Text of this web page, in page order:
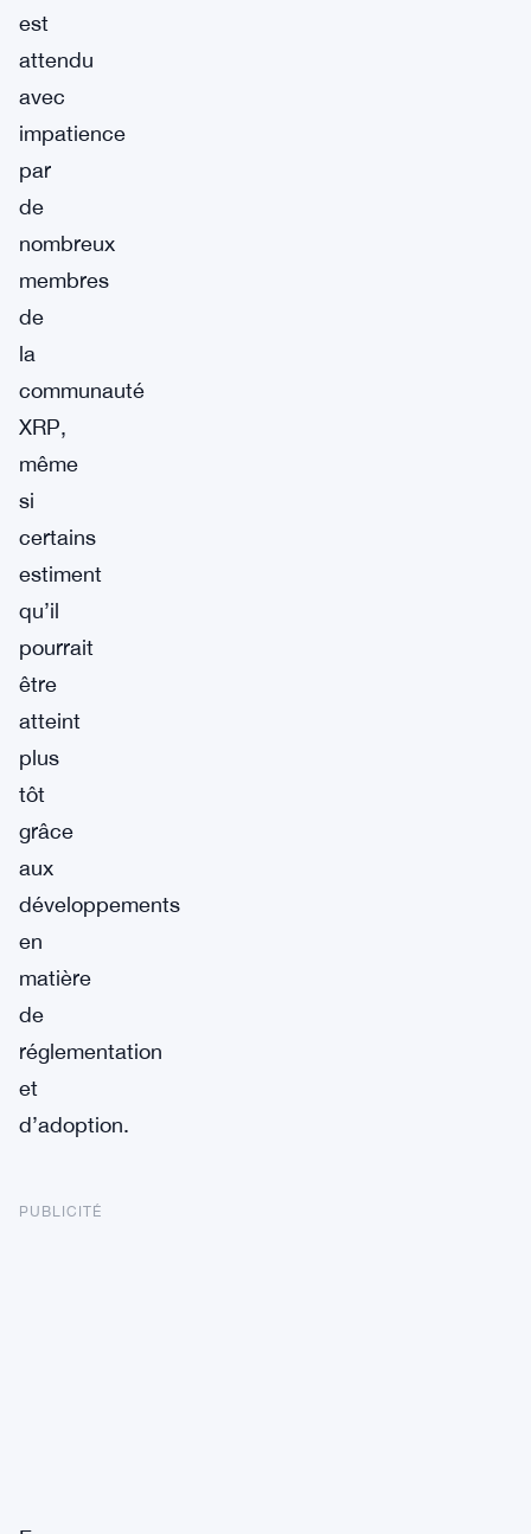
est
attendu
avec
impatience
par
de
nombreux
membres
de
la
communauté
XRP,
même
si
certains
estiment
qu’il
pourrait
être
atteint
plus
tôt
grâce
aux
développements
en
matière
de
réglementation
et
d’adoption.
PUBLICITÉ